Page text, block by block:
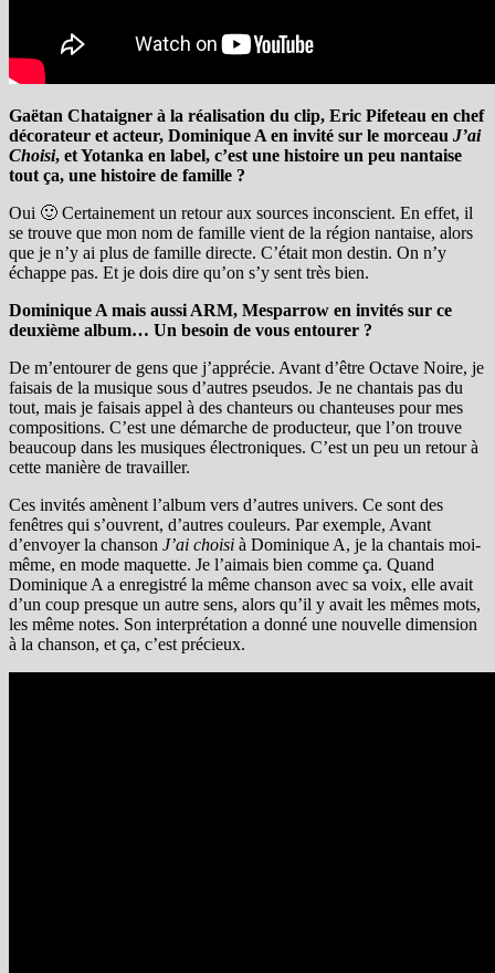
Gaëtan Chataigner à la réalisation du clip, Eric Pifeteau en chef
décorateur et acteur, Dominique A en invité sur le morceau J’ai
Choisi, et Yotanka en label, c’est une histoire un peu nantaise
tout ça, une histoire de famille ?
Oui 🙂 Certainement un retour aux sources inconscient. En effet, il
se trouve que mon nom de famille vient de la région nantaise, alors
que je n’y ai plus de famille directe. C’était mon destin. On n’y
échappe pas. Et je dois dire qu’on s’y sent très bien.
Dominique A mais aussi ARM, Mesparrow en invités sur ce
deuxième album… Un besoin de vous entourer ?
De m’entourer de gens que j’apprécie. Avant d’être Octave Noire, je
faisais de la musique sous d’autres pseudos. Je ne chantais pas du
tout, mais je faisais appel à des chanteurs ou chanteuses pour mes
compositions. C’est une démarche de producteur, que l’on trouve
beaucoup dans les musiques électroniques. C’est un peu un retour à
cette manière de travailler.
Ces invités amènent l’album vers d’autres univers. Ce sont des
fenêtres qui s’ouvrent, d’autres couleurs. Par exemple, Avant
d’envoyer la chanson J’ai choisi à Dominique A, je la chantais moi-
même, en mode maquette. Je l’aimais bien comme ça. Quand
Dominique A a enregistré la même chanson avec sa voix, elle avait
d’un coup presque un autre sens, alors qu’il y avait les mêmes mots,
les même notes. Son interprétation a donné une nouvelle dimension
à la chanson, et ça, c’est précieux.